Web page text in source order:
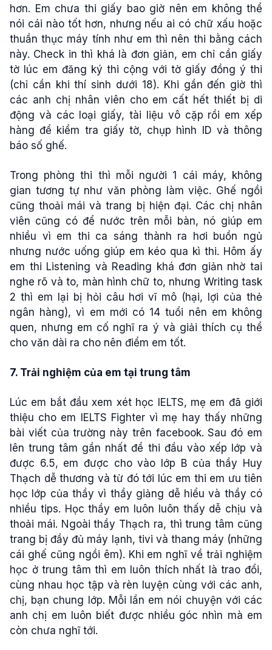
hơn. Em chưa thi giấy bao giờ nên em không thể
nói cái nào tốt hơn, nhưng nếu ai có chữ xấu hoặc
thuần thục máy tính như em thì nên thi bằng cách
này. Check in thì khá là đơn giản, em chỉ cần giấy
tờ lúc em đăng ký thi cộng với tờ giấy đồng ý thi
(chỉ cần khi thí sinh dưới 18). Khi gần đến giờ thì
các anh chị nhân viên cho em cất hết thiết bị di
động và các loại giấy, tài liệu vô cặp rồi em xếp
hàng để kiểm tra giấy tờ, chụp hình ID và thông
báo số ghế.
Trong phòng thi thì mỗi người 1 cái máy, không
gian tương tự như văn phòng làm việc. Ghế ngồi
cũng thoải mái và trang bị hiện đại. Các chị nhân
viên cũng có để nước trên mỗi bàn, nó giúp em
nhiều vì em thi ca sáng thành ra hơi buồn ngủ
nhưng nước uống giúp em kéo qua kì thi. Hôm ấy
em thi Listening và Reading khá đơn giản nhờ tai
nghe rõ và to, màn hình chữ to, nhưng Writing task
2 thì em lại bị hỏi câu hơi vĩ mô (hại, lợi của thẻ
ngân hàng), vì em mới có 14 tuổi nên em không
quen, nhưng em cố nghĩ ra ý và giải thích cụ thể
cho văn dài ra cho nên điểm em tốt.
7. Trải nghiệm của em tại trung tâm
Lúc em bắt đầu xem xét học IELTS, mẹ em đã giới
thiệu cho em IELTS Fighter vì mẹ hay thấy những
bài viết của trường này trên facebook. Sau đó em
lên trung tâm gần nhất để thi đầu vào xếp lớp và
được 6.5, em được cho vào lớp B của thầy Huy
Thạch dễ thương và từ đó tới lúc em thi em ưu tiên
học lớp của thầy vì thầy giảng dễ hiểu và thầy có
nhiều tips. Học thầy em luôn luôn thấy dễ chịu và
thoải mái. Ngoài thầy Thạch ra, thì trung tâm cũng
trang bị đầy đủ máy lạnh, tivi và thang máy (những
cái ghế cũng ngồi êm). Khi em nghĩ về trải nghiệm
học ở trung tâm thì em luôn thích nhất là trao đổi,
cùng nhau học tập và rèn luyện cùng với các anh,
chị, bạn chung lớp. Mỗi lần em nói chuyện với các
anh chị em luôn biết được nhiều góc nhìn mà em
còn chưa nghĩ tới.